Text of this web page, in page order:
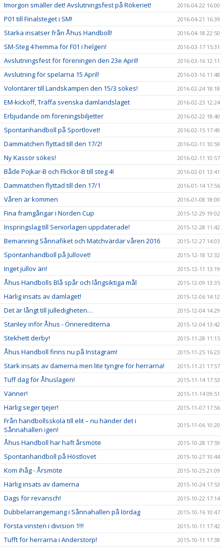
Imorgon smäller det! Avslutningsfest på Rökeriet! 2016-04-22 16:00
P01 till Finalsteget i SM! 2016-04-21 16:39
Starka insatser från Åhus Handboll! 2016-04-18 22:50
SM-Steg 4 hemma för F01 i helgen! 2016-03-17 15:31
Avslutningsfest för föreningen den 23e April! 2016-03-16 12:11
Avslutning för spelarna 15 April! 2016-03-16 11:48
Volontärer till Landskampen den 15/3 sökes! 2016-02-24 18:18
EM-kickoff, Träffa svenska damlandslaget 2016-02-23 12:24
Erbjudande om föreningsbiljetter 2016-02-22 18:40
Spontanhandboll på Sportlovet! 2016-02-15 17:49
Dammatchen flyttad till den 17/2! 2016-02-11 10:59
Ny Kassör sökes! 2016-02-11 10:57
Både Pojkar-B och Flickor-B till steg 4! 2016-02-01 13:41
Dammatchen flyttad till den 17/1 2016-01-14 17:56
Våren är kommen 2016-01-08 18:00
Fina framgångar i Norden Cup 2015-12-29 19:02
Inspringslag till Seniorlagen uppdaterade! 2015-12-28 11:42
Bemanning Sånnafiket och Matchvärdar våren 2016 2015-12-27 14:03
Spontanhandboll på Jullovet! 2015-12-18 12:32
Inget jullov än! 2015-12-11 13:19
Åhus Handbolls Blå spår och långsiktiga mål 2015-12-09 13:35
Härlig insats av damlaget! 2015-12-06 14:12
Det är långt till julledigheten… 2015-12-04 14:29
Stanley inför Åhus - Önnerediterna 2015-12-04 13:42
Stekhett derby! 2015-11-28 11:15
Åhus Handboll finns nu på Instagram! 2015-11-25 16:23
Stark insats av damerna men lite tyngre för herrarna! 2015-11-21 17:57
Tuff dag för Åhuslagen! 2015-11-14 17:53
Vänner! 2015-11-14 09:51
Härlig seger tjejer! 2015-11-07 17:56
Från handbollsskola till elit – nu händer det i
Sånnahallen igen!
2015-11-06 10:20
Åhus Handboll har haft årsmöte 2015-10-28 17:59
Spontanhandboll på Höstlovet 2015-10-27 10:44
Kom ihåg - Årsmöte 2015-10-25 21:09
Härlig insats av damerna 2015-10-24 17:53
Dags för revansch! 2015-10-22 17:14
Dubbelarrangemang i Sånnahallen på lördag 2015-10-16 10:47
Första vinsten i division 1!!! 2015-10-11 17:42
Tufft för herrarna i Anderstorp! 2015-10-11 17:38